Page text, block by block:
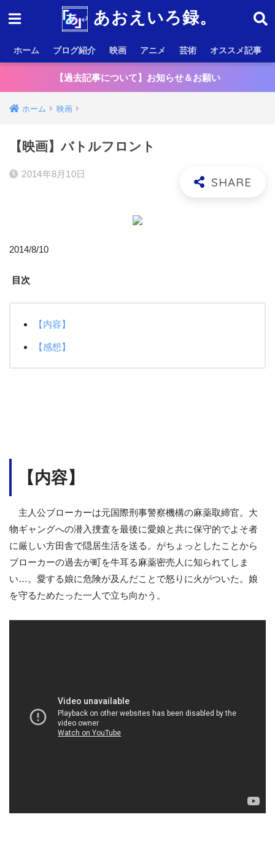
あおえいろ録。
ホーム ブログ紹介 映画 アニメ 芸術 オススメ記事
【過去記事について】お知らせ＆お願い
ホーム 映画
【映画】バトルフロント
2014年8月10日
2014/8/10
目次
【内容】
【感想】
【内容】
主人公ブローカーは元国際刑事警察機構の麻薬取締官。大
物ギャングへの潜入捜査を最後に愛娘と共に保守的でよそ者
に厳しい方田舎で隠居生活を送る。がちょっとしたことから
ブローカーの過去が町を牛耳る麻薬密売人に知られてしま
い…。愛する娘に危険が及んだことで怒りに火がついた。娘
を守るためたった一人で立ち向かう。